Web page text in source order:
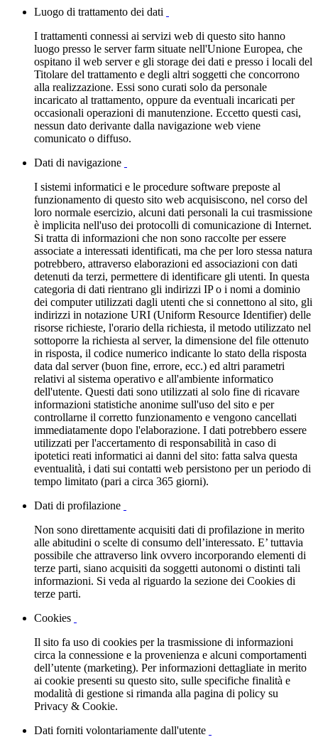
Luogo di trattamento dei dati
I trattamenti connessi ai servizi web di questo sito hanno
luogo presso le server farm situate nell'Unione Europea, che
ospitano il web server e gli storage dei dati e presso i locali del
Titolare del trattamento e degli altri soggetti che concorrono
alla realizzazione. Essi sono curati solo da personale
incaricato al trattamento, oppure da eventuali incaricati per
occasionali operazioni di manutenzione. Eccetto questi casi,
nessun dato derivante dalla navigazione web viene
comunicato o diffuso.
Dati di navigazione
I sistemi informatici e le procedure software preposte al
funzionamento di questo sito web acquisiscono, nel corso del
loro normale esercizio, alcuni dati personali la cui trasmissione
è implicita nell'uso dei protocolli di comunicazione di Internet.
Si tratta di informazioni che non sono raccolte per essere
associate a interessati identificati, ma che per loro stessa natura
potrebbero, attraverso elaborazioni ed associazioni con dati
detenuti da terzi, permettere di identificare gli utenti. In questa
categoria di dati rientrano gli indirizzi IP o i nomi a dominio
dei computer utilizzati dagli utenti che si connettono al sito, gli
indirizzi in notazione URI (Uniform Resource Identifier) delle
risorse richieste, l'orario della richiesta, il metodo utilizzato nel
sottoporre la richiesta al server, la dimensione del file ottenuto
in risposta, il codice numerico indicante lo stato della risposta
data dal server (buon fine, errore, ecc.) ed altri parametri
relativi al sistema operativo e all'ambiente informatico
dell'utente. Questi dati sono utilizzati al solo fine di ricavare
informazioni statistiche anonime sull'uso del sito e per
controllarne il corretto funzionamento e vengono cancellati
immediatamente dopo l'elaborazione. I dati potrebbero essere
utilizzati per l'accertamento di responsabilità in caso di
ipotetici reati informatici ai danni del sito: fatta salva questa
eventualità, i dati sui contatti web persistono per un periodo di
tempo limitato (pari a circa 365 giorni).
Dati di profilazione
Non sono direttamente acquisiti dati di profilazione in merito
alle abitudini o scelte di consumo dell’interessato. E’ tuttavia
possibile che attraverso link ovvero incorporando elementi di
terze parti, siano acquisiti da soggetti autonomi o distinti tali
informazioni. Si veda al riguardo la sezione dei Cookies di
terze parti.
Cookies
Il sito fa uso di cookies per la trasmissione di informazioni
circa la connessione e la provenienza e alcuni comportamenti
dell’utente (marketing). Per informazioni dettagliate in merito
ai cookie presenti su questo sito, sulle specifiche finalità e
modalità di gestione si rimanda alla pagina di policy su
Privacy & Cookie.
Dati forniti volontariamente dall'utente